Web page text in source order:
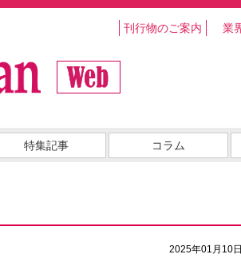
刊行物のご案内 業
特集記事 コラム
2025年01月10日